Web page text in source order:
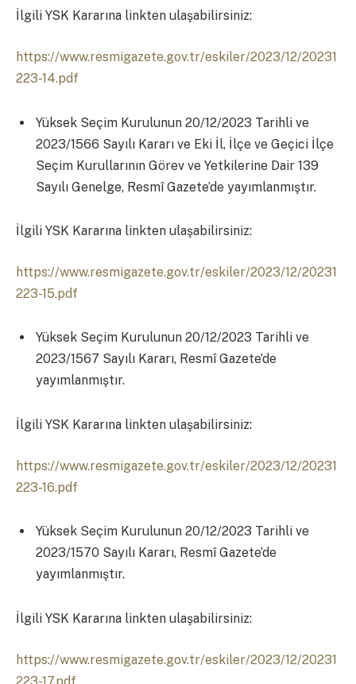
İlgili YSK Kararına linkten ulaşabilirsiniz:
https://www.resmigazete.gov.tr/eskiler/2023/12/20231
223-14.pdf
Yüksek Seçim Kurulunun 20/12/2023 Tarihli ve
2023/1566 Sayılı Kararı ve Eki İl, İlçe ve Geçici İlçe
Seçim Kurullarının Görev ve Yetkilerine Dair 139
Sayılı Genelge, Resmî Gazete’de yayımlanmıştır.
İlgili YSK Kararına linkten ulaşabilirsiniz:
https://www.resmigazete.gov.tr/eskiler/2023/12/20231
223-15.pdf
Yüksek Seçim Kurulunun 20/12/2023 Tarihli ve
2023/1567 Sayılı Kararı, Resmî Gazete’de
yayımlanmıştır.
İlgili YSK Kararına linkten ulaşabilirsiniz:
https://www.resmigazete.gov.tr/eskiler/2023/12/20231
223-16.pdf
Yüksek Seçim Kurulunun 20/12/2023 Tarihli ve
2023/1570 Sayılı Kararı, Resmî Gazete’de
yayımlanmıştır.
İlgili YSK Kararına linkten ulaşabilirsiniz:
https://www.resmigazete.gov.tr/eskiler/2023/12/20231
223-17.pdf